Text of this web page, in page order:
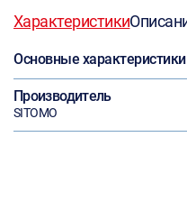
Характеристики
Основные характеристики
Производитель
SITOMO